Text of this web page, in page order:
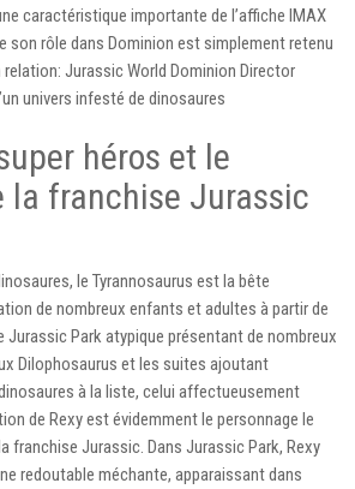
caractéristique importante de l’affiche IMAX
son rôle dans Dominion est simplement retenu
Jurassic World Dominion Director
univers infesté de dinosaures
héros et le
la franchise Jurassic
le Tyrannosaurus est la bête
de nombreux enfants et adultes à partir de
Jurassic Park atypique présentant de nombreux
Dilophosaurus et les suites ajoutant
à la liste, celui affectueusement
de Rexy est évidemment le personnage le
franchise Jurassic. Dans Jurassic Park, Rexy
redoutable méchante, apparaissant dans